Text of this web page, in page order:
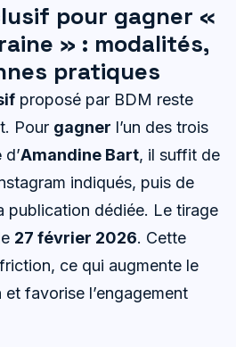
pour gagner «
» : modalités,
pratiques
proposé par BDM reste
Pour gagner l’un des trois
d’Amandine Bart, il suffit de
indiqués, puis de
publication dédiée. Le tirage
27 février 2026. Cette
ce qui augmente le
favorise l’engagement